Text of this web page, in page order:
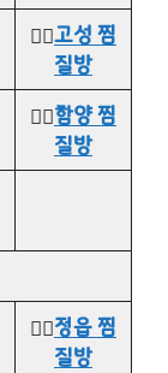
👉🏻고성 찜
질방
👉🏻함양 찜
질방
👉🏻정읍 찜
질방